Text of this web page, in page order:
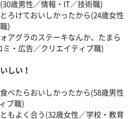
歳男性／情報・IT／技術職)
ろけておいしかったから(24歳女性
)
アグラのステーキなんか、たまら
ミ・広告／クリエイティブ職)
しい！
べたらおいしかったから(58歳男性
ブ職)
もよく合う(32歳女性／学校・教育